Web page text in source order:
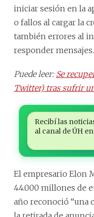
iniciar sesión en la
o fallos al cargar la
también errores al
responder mensajes.
Puede leer: Se
Twitter) tras sufrir
Recibí las
al canal de ÚH
El empresario Elon
44.000 millones de
año reconoció “una